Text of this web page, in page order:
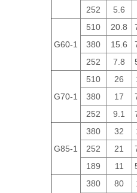
252
5.6
G60-1
510 20.8
380 15.6
252
7.8
G70-1
510 26
380 17
252
9.1
G85-1
380 32
252 21
189
11
380 80